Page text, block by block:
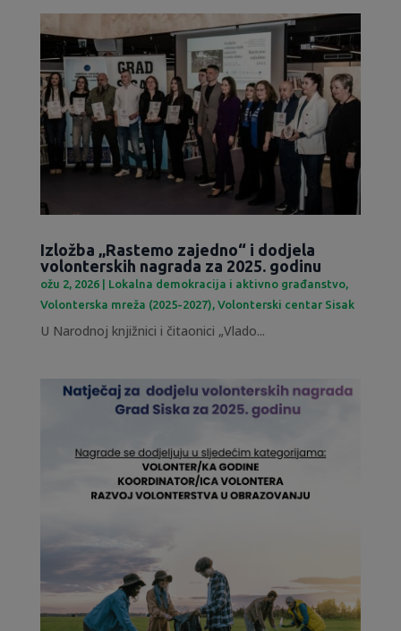
Izložba „Rastemo zajedno“ i dodjela
volonterskih nagrada za 2025. godinu
ožu 2, 2026| Lokalna demokracija i aktivno građanstvo,
Volonterska mreža (2025-2027), Volonterski centar Sisak
U Narodnoj knjižnici i čitaonici „Vlado...